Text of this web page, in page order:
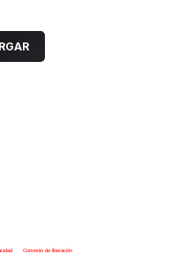
| Convenio de liberación